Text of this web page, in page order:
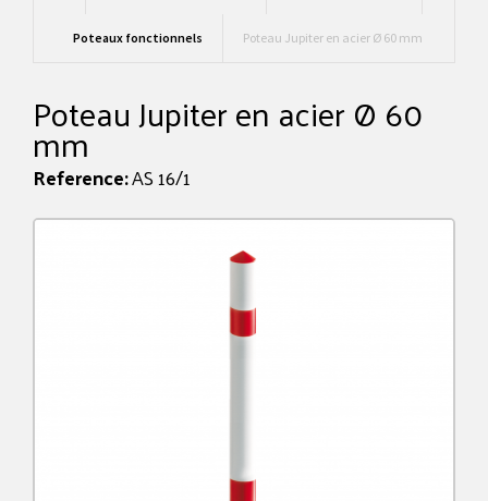
Poteaux fonctionnels Poteau Jupiter en acier Ø 60 mm
Poteau Jupiter en acier Ø 60
mm
Reference:AS 16/1